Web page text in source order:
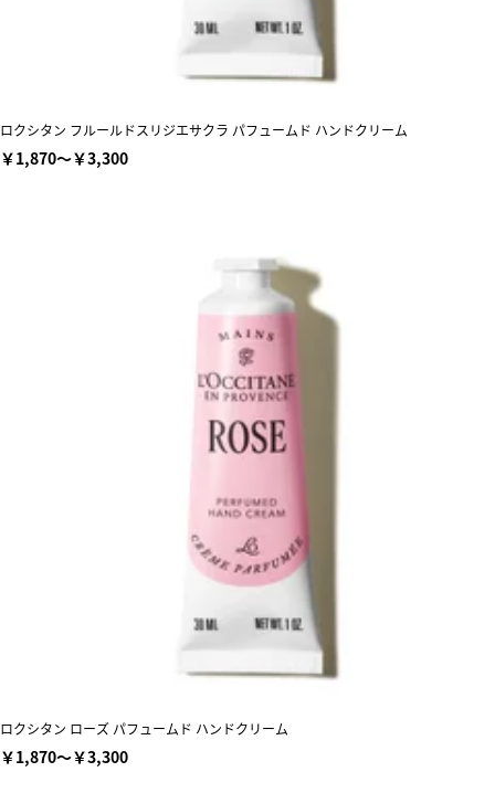
ロクシタン フルールドスリジエサクラ パフュームド ハンドクリーム
￥1,870～￥3,300
ロクシタン ローズ パフュームド ハンドクリーム
￥1,870～￥3,300